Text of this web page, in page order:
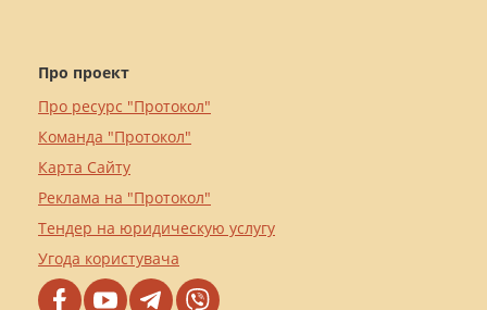
Про проект
Про ресурс "Протокол"
Команда "Протокол"
Карта Сайту
Реклама на "Протокол"
Тендер на юридическую услугу
Угода користувача